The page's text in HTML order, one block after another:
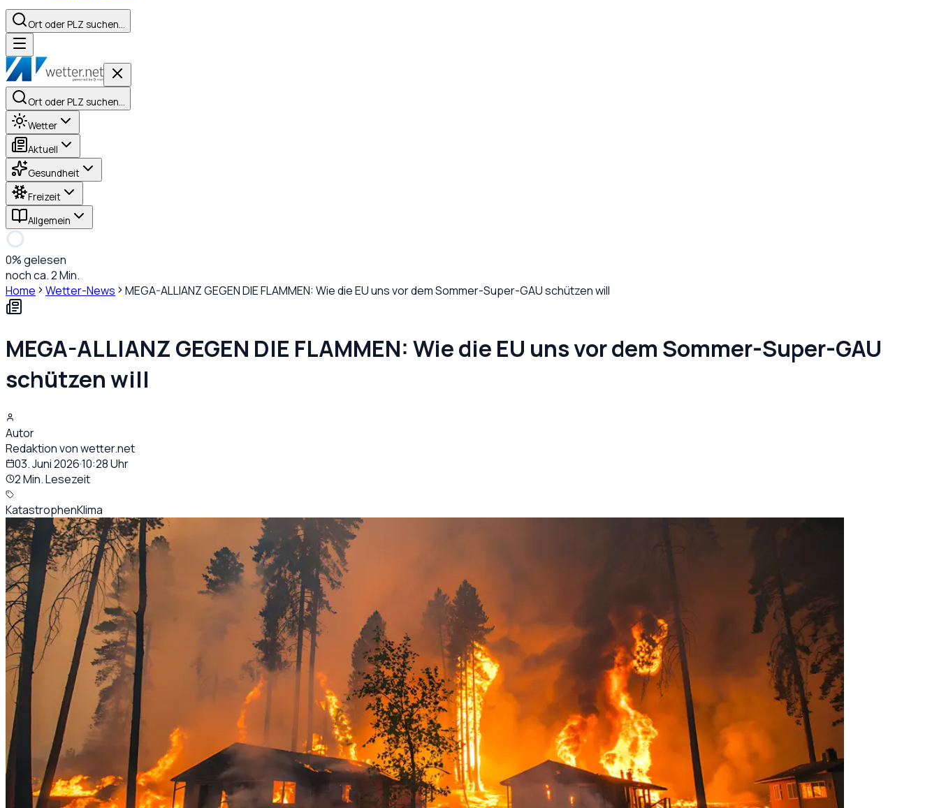
Ort oder PLZ suchen…
Ort oder PLZ suchen…
Wetter
Aktuell
Gesundheit
Freizeit
Allgemein
0% gelesen
noch ca. 2 Min.
Home
Wetter-News MEGA-ALLIANZ GEGEN DIE FLAMMEN: Wie die EU uns vor dem Sommer-Super-GAU schützen will
MEGA-ALLIANZ GEGEN DIE FLAMMEN: Wie die EU uns vor dem Sommer-Super-GAU
schützen will
Autor
Redaktion von wetter.net
03. Juni 2026·10:28Uhr
2 Min. Lesezeit
KatastrophenKlima